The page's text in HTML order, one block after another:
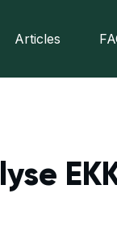
Articles